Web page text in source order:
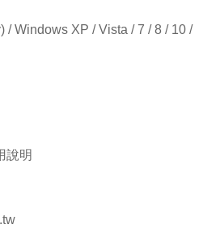
/ Windows XP / Vista / 7 / 8 / 10 /
說明